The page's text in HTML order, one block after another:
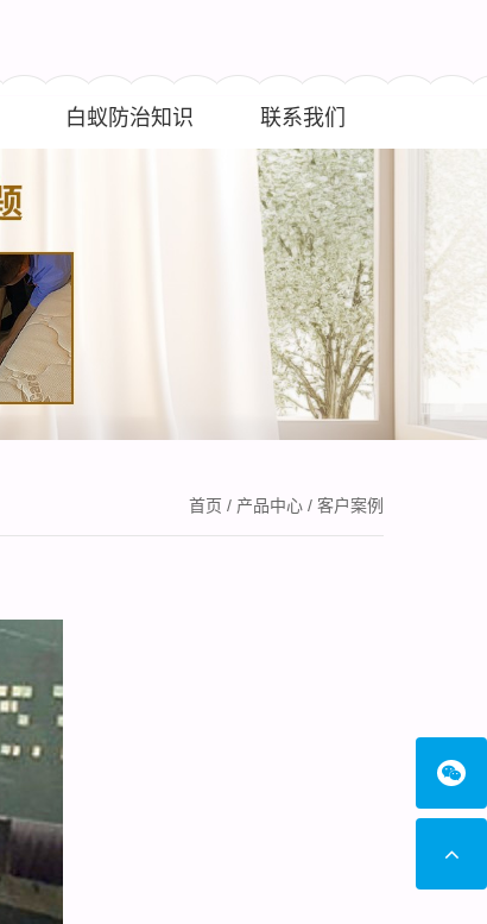
白蚁防治知识 联系我们
首页 / 产品中心 / 客户案例